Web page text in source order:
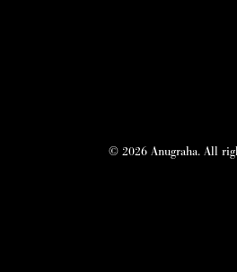
© 2026 Anugraha. All